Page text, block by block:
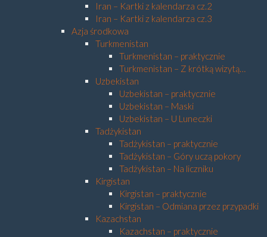
Iran – Kartki z kalendarza cz.2
Iran – Kartki z kalendarza cz.3
Azja środkowa
Turkmenistan
Turkmenistan – praktycznie
Turkmenistan – Z krótką wizytą…
Uzbekistan
Uzbekistan – praktycznie
Uzbekistan – Maski
Uzbekistan – U Luneczki
Tadżykistan
Tadżykistan – praktycznie
Tadżykistan – Góry uczą pokory
Tadżykistan – Na liczniku
Kirgistan
Kirgistan – praktycznie
Kirgistan – Odmiana przez przypadki
Kazachstan
Kazachstan – praktycznie